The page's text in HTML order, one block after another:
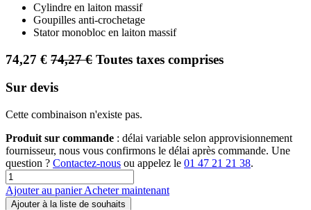
Cylindre en laiton massif
Goupilles anti-crochetage
Stator monobloc en laiton massif
74,27 € 74,27€ Toutes taxes comprises
Sur devis
Cette combinaison n'existe pas.
Produit sur commande : délai variable selon approvisionnement
fournisseur, nous vous confirmons le délai après commande. Une
question ? Contactez-nous ou appelez le 01 47 21 21 38.
Ajouter au panierAcheter maintenant
Ajouter à la liste de souhaits